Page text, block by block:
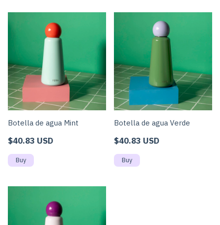
Botella de agua Mint
$40.83 USD
Botella de agua Verde
$40.83 USD